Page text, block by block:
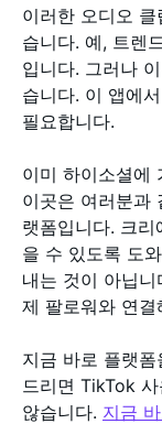
이러한 오디오
습니다. 예, 트렌
입니다. 그러나
습니다. 이 앱에
필요합니다.
이미 하이소셜에
이곳은 여러분과
랫폼입니다. 크
을 수 있도록 도
내는 것이 아닙
제 팔로워와 연결
지금 바로 플랫
드리면 TikTok
않습니다. 지금